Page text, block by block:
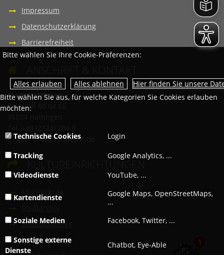
Impressum
Datenschutzerklärung
Barrierefreiheit
Stadt Hattingen
Postfach 80 04 56
E-Mail:info@hattingen.de
KULTUREINRICHTUNGEN
Stadtbibliothek
Stadtmuseum
Bitte wählen Sie Ihre Cookie-Präferenzen:
Hier finden Sie unsere
Bitte wählen Sie aus, für welche Kategorien Sie Cookies erlauben
möchten:
Technische Cookies Login
Tracking Google Analytics, ...
Videodienste YouTube, ...
Kartendienste
Google Maps, OpenStreetMaps,
...
Soziale Medien
Facebook, Twitter, ...
Sonstige externe
Dienste
Chatbot, Eye-Able